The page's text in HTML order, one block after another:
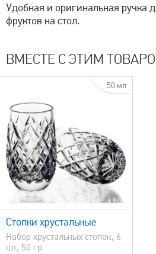
Удобная и оригинальная ручка
фруктов на стол.
ВМЕСТЕ С ЭТИМ
50 мл
Стопки хрустальные
Набор хрустальных стопок, 6
шт, 50 гр